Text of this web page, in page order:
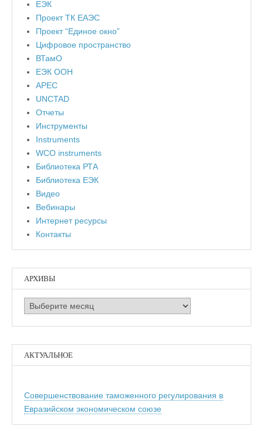
ЕЭК
Проект ТК ЕАЭС
Проект “Единое окно”
Цифровое пространство
ВТамО
ЕЭК ООН
APEC
UNCTAD
Отчеты
Инструменты
Instruments
WCO instruments
Библиотека РТА
Библиотека ЕЭК
Видео
Вебинары
Интернет ресурсы
Контакты
АРХИВЫ
Архивы
АКТУАЛЬНОЕ
Совершенствование таможенного регулирования в
Евразийском экономическом союзе